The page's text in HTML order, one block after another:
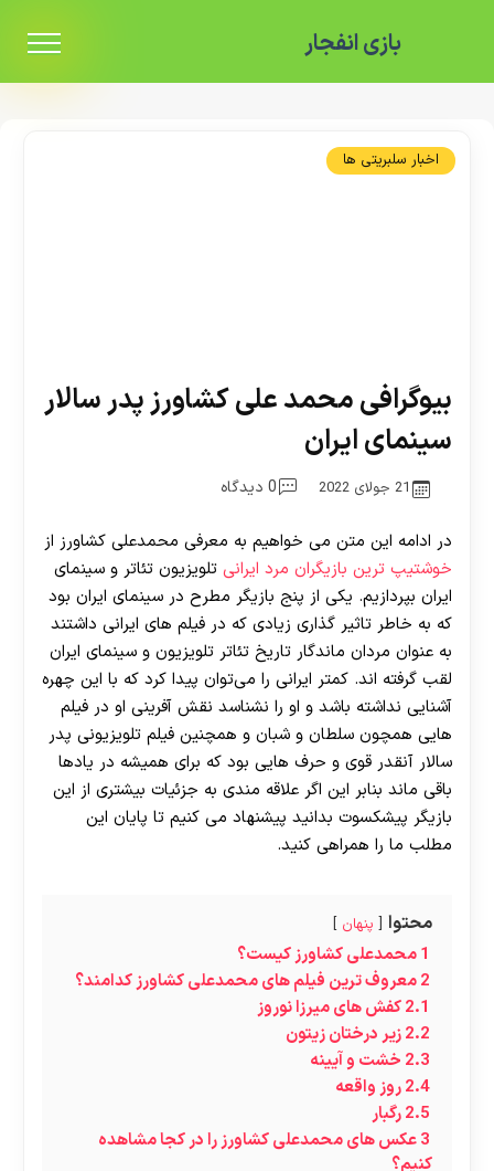
بازی انفجار
اخبار سلبریتی ها
بیوگرافی محمد علی كشاورز پدر سالار
سینمای ایران
21 جولای 2022 0 دیدگاه
در ادامه این متن می‌ خواهیم به معرفی محمدعلی کشاورز از
خوشتیپ ترین بازیگران مرد ایرانی تلویزیون تئاتر و سینمای
ایران بپردازیم. یکی از پنج بازیگر مطرح در سینمای ایران بود
که به خاطر تاثیر گذاری زیادی که در فیلم های ایرانی داشتند
به عنوان مردان ماندگار تاریخ تئاتر تلویزیون و سینمای ایران
لقب گرفته اند. کمتر ایرانی را می‌توان پیدا کرد که با این چهره
آشنایی نداشته باشد و او را نشناسد نقش آفرینی او در فیلم‌
هایی همچون سلطان و شبان و همچنین فیلم تلویزیونی پدر
سالار آنقدر قوی و حرف هایی بود که برای همیشه در یادها
باقی ماند بنابر این اگر علاقه مندی به جزئیات بیشتری از این
بازیگر پیشکسوت بدانید پیشنهاد می کنیم تا پایان این
مطلب ما را همراهی کنید.
محتوا پنهان
1محمدعلی کشاورز کیست؟
2معروف ترین فیلم های محمدعلی کشاورز کدامند؟
2.1کفش های میرزا نوروز
2.2زیر درختان زیتون
2.3 خشت و آیینه
2.4روز واقعه
2.5رگبار
3عکس های محمدعلی کشاورز را در کجا مشاهده
کنیم؟